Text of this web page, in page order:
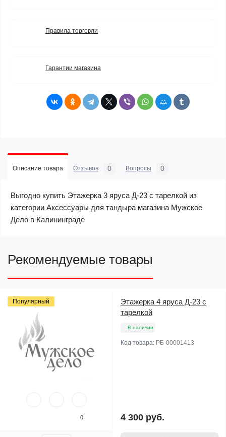
Правила торговли
Гарантии магазина
Описание товара Отзывов 0 Вопросы 0
Выгодно купить Этажерка 3 яруса Д-23 с тарелкой из
категории Аксессуары для тандыра магазина Мужское
Дело в Калининграде
Рекомендуемые товары
Популярный
0
Этажерка 4 яруса Д-23 с
тарелкой
В наличии
Код товара: РБ-00001413
4 300 руб.